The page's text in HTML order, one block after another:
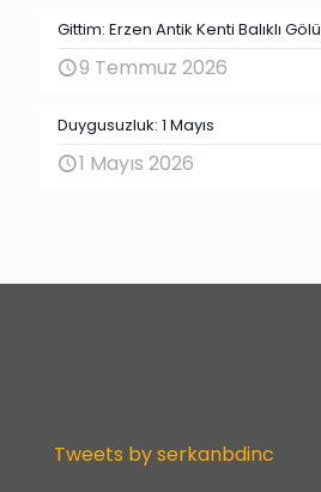
Gittim: Erzen Antik Kenti Balıklı Gölü
9 Temmuz 2026
Duygusuzluk: 1 Mayıs
1 Mayıs 2026
Tweets by serkanbdinc